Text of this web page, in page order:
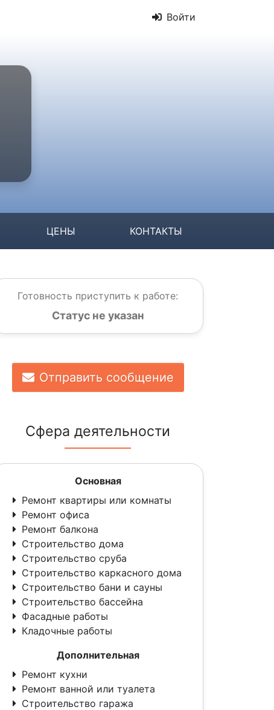
Войти
ЦЕНЫ КОНТАКТЫ
Готовность приступить к работе:
Статус не указан
Отправить сообщение
Сфера деятельности
Основная
Ремонт квартиры или комнаты
Ремонт офиса
Ремонт балкона
Строительство дома
Строительство сруба
Строительство каркасного дома
Строительство бани и сауны
Строительство бассейна
Фасадные работы
Кладочные работы
Дополнительная
Ремонт кухни
Ремонт ванной или туалета
Строительство гаража